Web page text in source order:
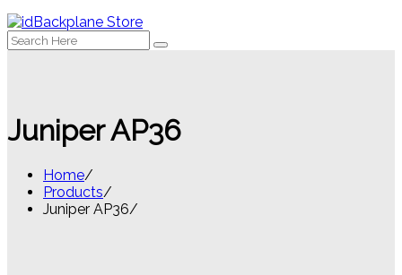
Search
for:
Juniper AP36
Home
Products
Juniper AP36